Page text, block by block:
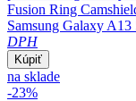
Fusion Ring
Samsung Galaxy
DPH
Kúpiť
na sklade
-23%